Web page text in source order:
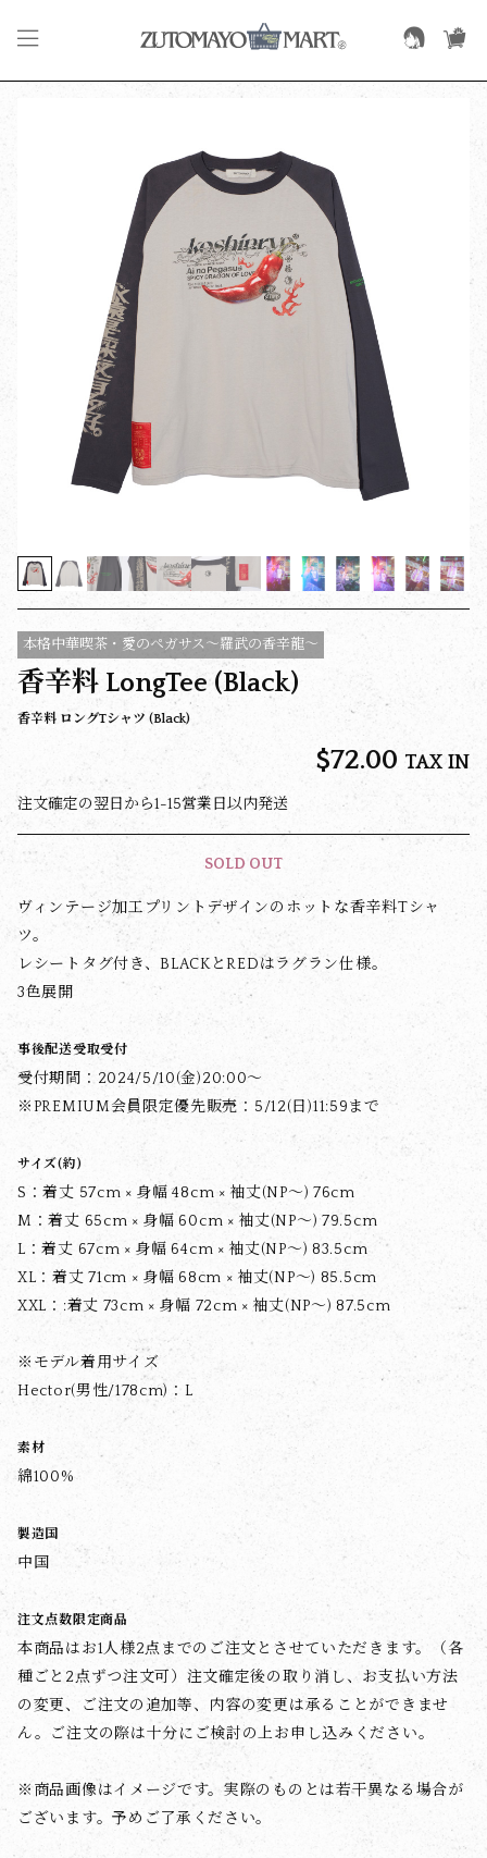
本格中華喫茶・愛のペガサス～羅武の香辛龍～
香辛料 LongTee (Black)
香辛料 ロングTシャツ (Black)
$‌72.00 TAX IN
注文確定の翌日から1-15営業日以内発送
SOLD OUT
ヴィンテージ加工プリントデザインのホットな香辛料Tシャ
ツ。
レシートタグ付き、BLACKとREDはラグラン仕様。
3色展開
事後配送受取受付
受付期間：2024/5/10(金)20:00～
※PREMIUM会員限定優先販売：5/12(日)11:59まで
サイズ(約)
S：着丈 57cm × 身幅 48cm × 袖丈(NP〜) 76cm
M：着丈 65cm × 身幅 60cm × 袖丈(NP〜) 79.5cm
L：着丈 67cm × 身幅 64cm × 袖丈(NP〜) 83.5cm
XL：着丈 71cm × 身幅 68cm × 袖丈(NP〜) 85.5cm
XXL：:着丈 73cm × 身幅 72cm × 袖丈(NP〜) 87.5cm
※モデル着用サイズ
Hector(男性/178cm)：L
素材
綿100%
製造国
中国
注文点数限定商品
本商品はお1人様2点までのご注文とさせていただきます。（各
種ごと2点ずつ注文可）注文確定後の取り消し、お支払い方法
の変更、ご注文の追加等、内容の変更は承ることができませ
ん。ご注文の際は十分にご検討の上お申し込みください。
※商品画像はイメージです。実際のものとは若干異なる場合が
ございます。予めご了承ください。